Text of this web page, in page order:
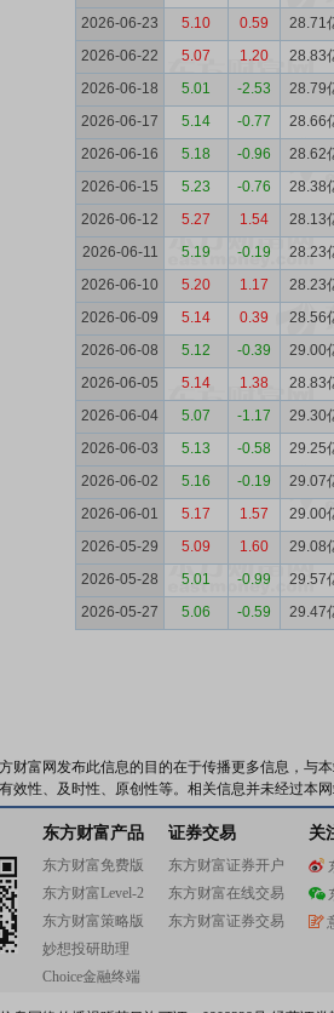
2026-06-23
5.10 0.59 28.71
2026-06-22
5.07 1.20 28.83
2026-06-18
5.01 -2.53 28.79
2026-06-17
5.14 -0.77 28.66
2026-06-16
5.18 -0.96 28.62
2026-06-15
5.23 -0.76 28.38
2026-06-12
5.27 1.54 28.13
2026-06-11
5.19 -0.19 28.23
2026-06-10
5.20 1.17 28.23
2026-06-09
5.14 0.39 28.56
2026-06-08
5.12 -0.39 29.00
2026-06-05
5.14 1.38 28.83
2026-06-04
5.07 -1.17 29.30
2026-06-03
5.13 -0.58 29.25
2026-06-02
5.16 -0.19 29.07
2026-06-01
5.17 1.57 29.00
2026-05-29
5.09 1.60 29.08
2026-05-28
5.01 -0.99 29.57
2026-05-27
5.06 -0.59 29.47
财富网发布此信息的目的在于传播更多信息，与
效性、及时性、原创性等。相关信息并未经过本
东方财富产品
东方财富免费版
东方财富Level-2
东方财富策略版
妙想投研助理
Choice金融终端
证券交易
东方财富证券开户
东方财富在线交易
东方财富证券交易
关